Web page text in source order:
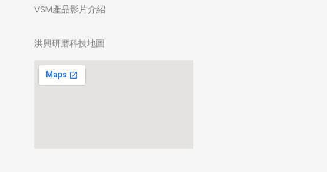
VSM產品影片介紹
洪興研磨科技地圖